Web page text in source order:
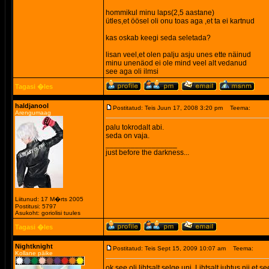
hommikul minu laps(2,5 aastane)
ütles,et öösel oli onu toas aga ,et ta ei kartnud
kas oskab keegi seda seletada?
lisan veel,et olen palju asju unes ette näinud
minu unenäod ei ole mind veel alt vedanud
see aga oli ilmsi
Tagasi �les
haldjanool
Arengumaag
Liitunud: 17 M�rts 2005
Postitusi: 5797
Asukoht: goriolisi tuules
Postitatud: Teis Juun 17, 2008 3:20 pm Teema:
palu tokrodalt abi.
seda on vaja.
just before the darkness...
Tagasi �les
Nightknight
Kollane päike
Postitatud: Teis Sept 15, 2009 10:07 am Teema: